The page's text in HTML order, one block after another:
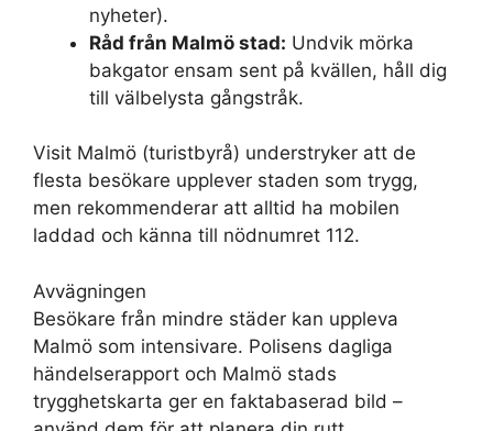
nyheter).
Råd från Malmö stad: Undvik mörka
bakgator ensam sent på kvällen, håll dig
till välbelysta gångstråk.
Visit Malmö (turistbyrå) understryker att de
flesta besökare upplever staden som trygg,
men rekommenderar att alltid ha mobilen
laddad och känna till nödnumret 112.
Avvägningen
Besökare från mindre städer kan uppleva
Malmö som intensivare. Polisens dagliga
händelserapport och Malmö stads
trygghetskarta ger en faktabaserad bild –